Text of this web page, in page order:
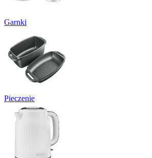
Garnki
Pieczenie